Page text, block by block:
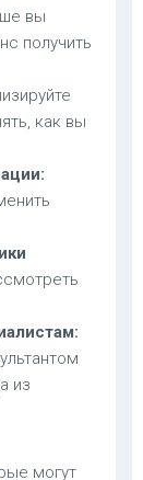
вы
получить
как вы
из
могут